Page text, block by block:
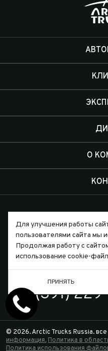
О
ТЕЛЕФОН
7 (391)
© 2026. Arctic Trucks Russia.
информация. Политика в
Политика использования
Для улучшения работы
пользователями сайта мы
Продолжая работу с
использование cookie-
ПРИНЯТЬ